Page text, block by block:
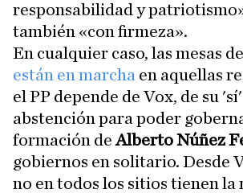
responsabilidad y
también «con firmeza».
En cualquier caso, las mesas
están en marcha en aquellas
el PP depende de Vox, de su
abstención para poder
formación deAlberto Núñez
gobiernos en solitario. Desde
no en todos los sitios tienen la